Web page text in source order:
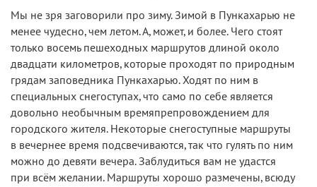
Мы не зря заговорили про зиму. Зимой в Пункахарью не
менее чудесно, чем летом. А, может, и более. Чего стоят
только восемь пешеходных маршрутов длиной около
двадцати километров, которые проходят по природным
грядам заповедника Пункахарью. Ходят по ним в
специальных снегоступах, что само по себе является
довольно необычным времяпрепровождением для
городского жителя. Некоторые снегоступные маршруты
в вечернее время подсвечиваются, так что гулять по ним
можно до девяти вечера. Заблудиться вам не удастся
при всём желании. Маршруты хорошо размечены, всюду